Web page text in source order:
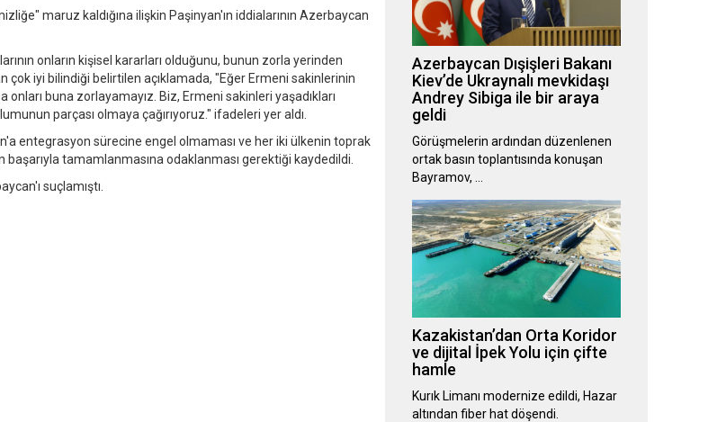
maruz kaldığına ilişkin Paşinyan'ın iddialarının Azerbaycan
onların kişisel kararları olduğunu, bunun zorla yerinden
çok iyi bilindiği belirtilen açıklamada, "Eğer Ermeni sakinlerinin
buna zorlayamayız. Biz, Ermeni sakinleri yaşadıkları
parçası olmaya çağırıyoruz." ifadeleri yer aldı.
entegrasyon sürecine engel olmaması ve her iki ülkenin toprak
tamamlanmasına odaklanması gerektiği kaydedildi.
suçlamıştı.
Azerbaycan Dışişleri Bakanı
Kiev’de Ukraynalı mevkidaşı
Andrey Sibiga ile bir araya
geldi
Görüşmelerin ardından düzenlenen
ortak basın toplantısında konuşan
Bayramov, …
Kazakistan’dan Orta Koridor
ve dijital İpek Yolu için çifte
hamle
Kurık Limanı modernize edildi, Hazar
altından fiber hat döşendi.